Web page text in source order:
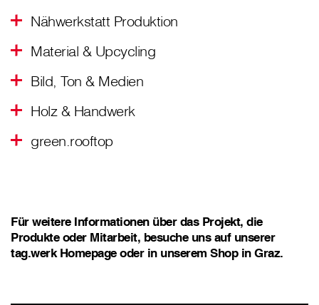
Nähwerkstatt Produktion
Material & Upcycling
Bild, Ton & Medien
Holz & Handwerk
green.rooftop
Für weitere Informationen über das Projekt, die
Produkte oder Mitarbeit, besuche uns auf unserer
tag.werk Homepage oder in unserem Shop in Graz.